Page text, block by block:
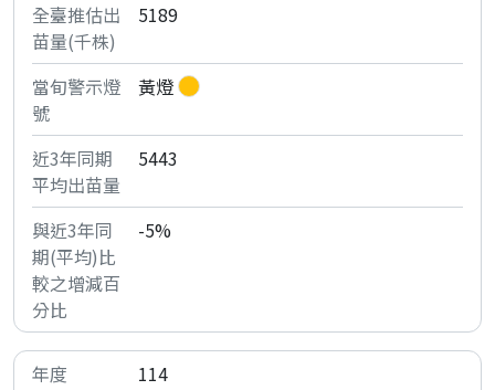
5189
黃燈
5443
-5%
114